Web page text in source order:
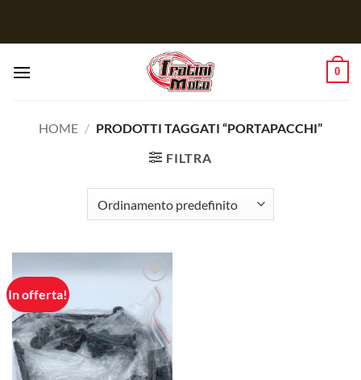
0
HOME / PRODOTTI TAGGATI “PORTAPACCHI”
FILTRA
In offerta!
Aggiungi
alla lista
desideri